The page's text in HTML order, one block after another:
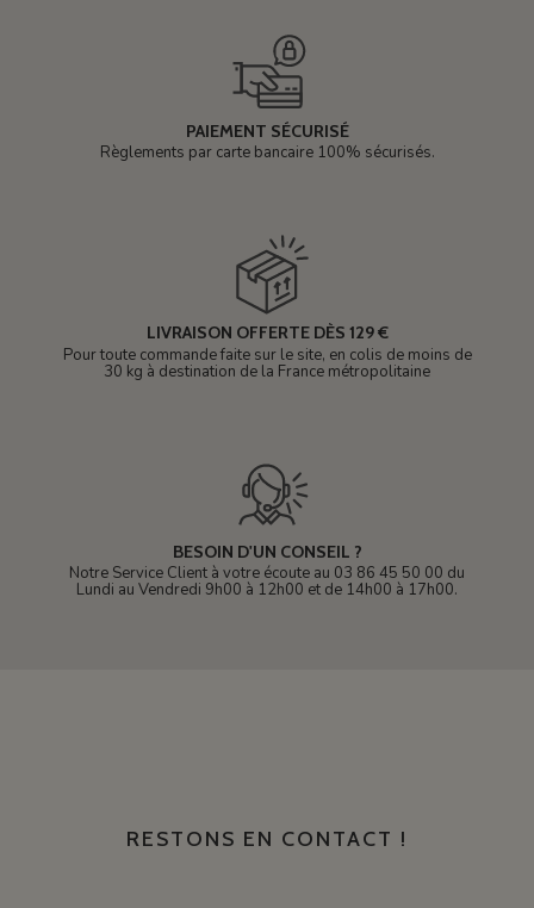
PAIEMENT SÉCURISÉ
Règlements par carte bancaire 100% sécurisés.
LIVRAISON OFFERTE DÈS 129 €
Pour toute commande faite sur le site, en colis de moins de
30 kg à destination de la France métropolitaine
BESOIN D'UN CONSEIL ?
Notre Service Client à votre écoute au 03 86 45 50 00 du
Lundi au Vendredi 9h00 à 12h00 et de 14h00 à 17h00.
RESTONS EN CONTACT !